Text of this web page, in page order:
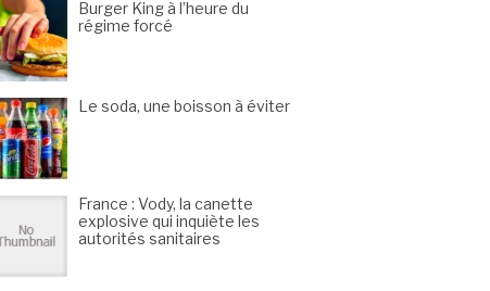
Burger King à l’heure du
régime forcé
Le soda, une boisson à éviter
France : Vody, la canette
explosive qui inquiète les
autorités sanitaires